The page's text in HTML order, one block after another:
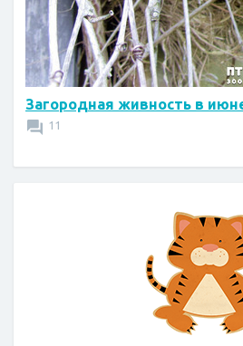
Загородная живность в
11